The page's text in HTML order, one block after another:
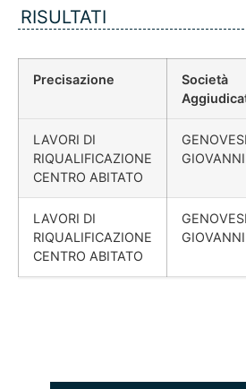
RISULTATI
Precisazione
Società
LAVORI DI
RIQUALIFICAZIONE
CENTRO ABITATO
GIOVANNI
LAVORI DI
RIQUALIFICAZIONE
CENTRO ABITATO
GIOVANNI